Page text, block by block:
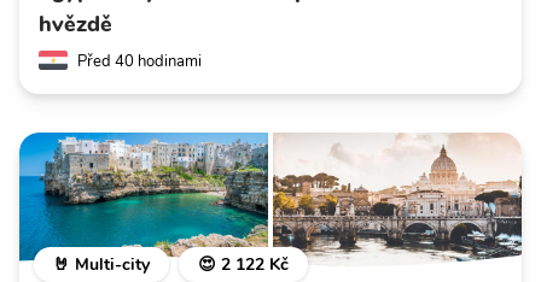
hvězdě
Před 40 hodinami
🤘 Multi-city 😍 2 122 Kč